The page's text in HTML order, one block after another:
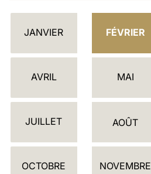
C
L
D
I
JANVIER FÉVRIER
AVRIL MAI
JUILLET AOÛT
OCTOBRE NOVEMBRE